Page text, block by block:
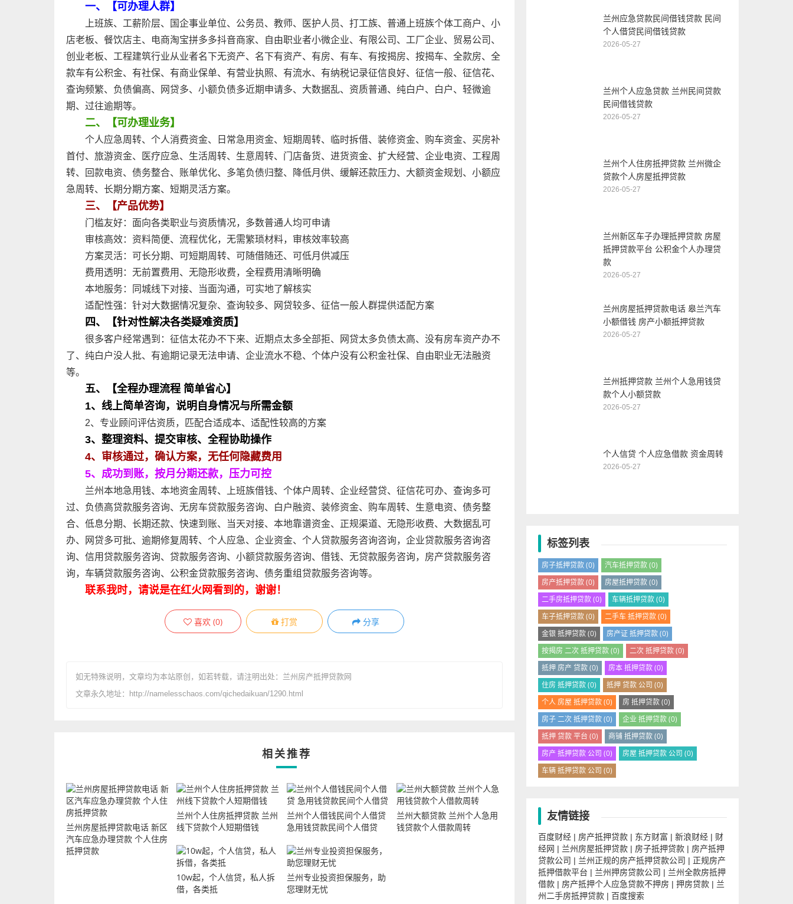
一、【可办理人群】
上班族、工薪阶层、国企事业单位、公务员、教师、医护人员、打工族、普通上班族个体工商户、小
店老板、餐饮店主、电商淘宝拼多多抖音商家、自由职业者小微企业、有限公司、工厂企业、贸易公司、
创业老板、工程建筑行业从业者名下无资产、名下有资产、有房、有车、有按揭房、按揭车、全款房、全
款车有公积金、有社保、有商业保单、有营业执照、有流水、有纳税记录征信良好、征信一般、征信花、
查询频繁、负债偏高、网贷多、小额负债多近期申请多、大数据乱、资质普通、纯白户、白户、轻微逾
期、过往逾期等。
二、【可办理业务】
个人应急周转、个人消费资金、日常急用资金、短期周转、临时拆借、装修资金、购车资金、买房补
首付、旅游资金、医疗应急、生活周转、生意周转、门店备货、进货资金、扩大经营、企业电资、工程周
转、回款电资、债务整合、账单优化、多笔负债归整、降低月供、缓解还款压力、大额资金规划、小额应
急周转、长期分期方案、短期灵活方案。
三、【产品优势】
门槛友好：面向各类职业与资质情况，多数普通人均可申请
审核高效：资料简便、流程优化，无需繁琐材料，审核效率较高
方案灵活：可长分期、可短期周转、可随借随还、可低月供减压
费用透明：无前置费用、无隐形收费，全程费用清晰明确
本地服务：同城线下对接、当面沟通，可实地了解核实
适配性强：针对大数据情况复杂、查询较多、网贷较多、征信一般人群提供适配方案
四、【针对性解决各类疑难资质】
很多客户经常遇到：征信太花办不下来、近期点太多全部拒、网贷太多负债太高、没有房车资产办不
了、纯白户没人批、有逾期记录无法申请、企业流水不稳、个体户没有公积金社保、自由职业无法融资
等。
五、【全程办理流程 简单省心】
1、线上简单咨询，说明自身情况与所需金额
2、专业顾问评估资质，匹配合适成本、适配性较高的方案
3、整理资料、提交审核、全程协助操作
4、审核通过，确认方案，无任何隐藏费用
5、成功到账，按月分期还款，压力可控
兰州本地急用钱、本地资金周转、上班族借钱、个体户周转、企业经营贷、征信花可办、查询多可
过、负债高贷款服务咨询、无房车贷款服务咨询、白户融资、装修资金、购车周转、生意电资、债务整
合、低息分期、长期还款、快速到账、当天对接、本地靠谱资金、正规渠道、无隐形收费、大数据乱可
办、网贷多可批、逾期修复周转、个人应急、企业资金、个人贷款服务咨询咨询，企业贷款服务咨询咨
询、信用贷款服务咨询、贷款服务咨询、小额贷款服务咨询、借钱、无贷款服务咨询，房产贷款服务咨
询，车辆贷款服务咨询、公积金贷款服务咨询、债务重组贷款服务咨询等。
联系我时，请说是在红火网看到的，谢谢！
喜欢 (0) 打赏 分享
如无特殊说明，文章均为本站原创 ，如若转载，请注明出处： 兰州房产抵押贷款网
文章永久地址：http://namelesschaos.com/qichedaikuan/1290.html
相关推荐
兰州房屋抵押贷款电话 新区
汽车应急办理贷款 个人住房
抵押贷款
兰州个人住房抵押贷款 兰州
线下贷款个人短期借钱
兰州个人借钱民间个人借贷
急用钱贷款民间个人借贷
兰州大额贷款 兰州个人急用
钱贷款个人借款周转
10w起，个人信贷，私人拆
借，各类抵
兰州专业投资担保服务，助
您理财无忧
兰州应急贷款民间借钱贷款 民间
个人借贷民间借钱贷款
2026-05-27
兰州个人应急贷款 兰州民间贷款
民间借钱贷款
2026-05-27
兰州个人住房抵押贷款 兰州微企
贷款个人房屋抵押贷款
2026-05-27
兰州新区车子办理抵押贷款 房屋
抵押贷款平台 公积金个人办理贷
款
2026-05-27
兰州房屋抵押贷款电话 皋兰汽车
小额借钱 房产小额抵押贷款
2026-05-27
兰州抵押贷款 兰州个人急用钱贷
款个人小额贷款
2026-05-27
个人信贷 个人应急借款 资金周转
2026-05-27
标签列表
房子抵押贷款(0) 汽车抵押贷款(0)
房产抵押贷款(0) 房屋抵押贷款(0)
二手房抵押贷款(0) 车辆抵押贷款(0)
车子抵押贷款(0) 二手车 抵押贷款(0)
金银 抵押贷款(0) 房产证 抵押贷款(0)
按揭房 二次 抵押贷款(0) 二次 抵押贷款(0)
抵押 房产 贷款(0) 房本 抵押贷款(0)
住房 抵押贷款(0) 抵押 贷款 公司 (0)
个人 房屋 抵押贷款(0) 房 抵押贷款(0)
房子 二次 抵押贷款(0) 企业 抵押贷款(0)
抵押 贷款 平台 (0) 商铺 抵押贷款(0)
房产 抵押贷款 公司 (0) 房屋 抵押贷款 公司 (0)
车辆 抵押贷款 公司 (0)
友情链接
百度财经 | 房产抵押贷款 | 东方财富 | 新浪财经 | 财
经网 | 兰州房屋抵押贷款 | 房子抵押贷款 | 房产抵押
贷款公司 | 兰州正规的房产抵押贷款公司 | 正规房产
抵押借款平台 | 兰州押房贷款公司 | 兰州全款房抵押
借款 | 房产抵押个人应急贷款不押房 | 押房贷款 | 兰
州二手房抵押贷款 | 百度搜索